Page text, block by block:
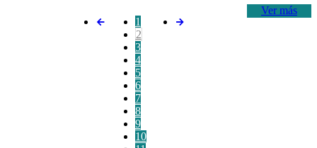
Ver más
1
2
3
4
5
6
7
8
9
10